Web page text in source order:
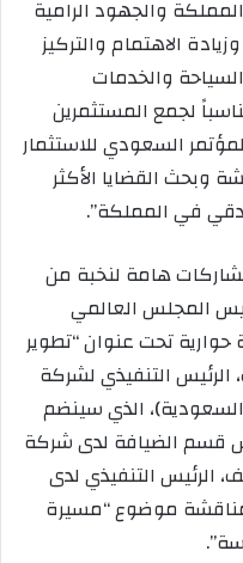
والجهود الرامية
الاهتمام والتركيز
والخدمات
لجمع المستثمرين
السعودي للاستثمار
وبحث القضايا الأكثر
في المملكة”.
هامة لنخبة من
المجلس العالمي
تحت عنوان “تطوير
الرئيس التنفيذي لشركة
الذي سينضم
قسم الضيافة لدى شركة
الرئيس التنفيذي لدى
موضوع “مسيرة